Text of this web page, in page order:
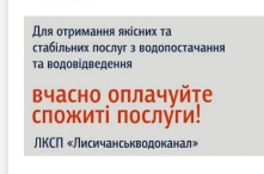
в
заложниках
энергетиков
и
чиновников
(Видео)